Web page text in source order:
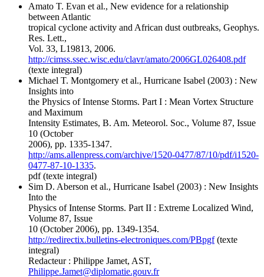
Amato T. Evan et al., New evidence for a relationship
between Atlantic
tropical cyclone activity and African dust outbreaks, Geophys.
Res. Lett.,
Vol. 33, L19813, 2006.
http://cimss.ssec.wisc.edu/clavr/amato/2006GL026408.pdf
(texte integral)
Michael T. Montgomery et al., Hurricane Isabel (2003) : New
Insights into
the Physics of Intense Storms. Part I : Mean Vortex Structure
and Maximum
Intensity Estimates, B. Am. Meteorol. Soc., Volume 87, Issue
10 (October
2006), pp. 1335-1347.
http://ams.allenpress.com/archive/1520-0477/87/10/pdf/i1520-
0477-87-10-1335.
pdf (texte integral)
Sim D. Aberson et al., Hurricane Isabel (2003) : New Insights
Into the
Physics of Intense Storms. Part II : Extreme Localized Wind,
Volume 87, Issue
10 (October 2006), pp. 1349-1354.
http://redirectix.bulletins-electroniques.com/PBpgf(texte
integral)
Redacteur : Philippe Jamet, AST,
Philippe.Jamet@diplomatie.gouv.fr